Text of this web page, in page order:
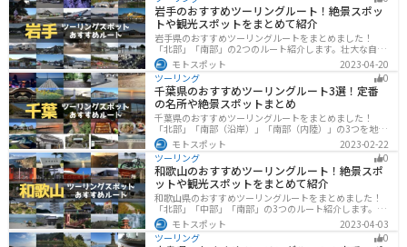
スポットです。
岩手のおすすめツーリングルート！絶景スポッ
トや観光スポットをまとめて紹介
岩手県のおすすめツーリングルートをまとめました！
「北部」「南部」の2つのルート紹介します。壮大な自然
や歴史的な観光スポットが多く存在するので楽しめま
す。バイクで岩手県にツーリングに行く際は参考にして
ください。
モトスポット
2023-04-20
ツーリング
0
千葉県のおすすめツーリングルート3選！定番
の名所や絶景スポットまとめ
千葉県のおすすめツーリングルートをまとめました！
「北部」「南部（沿岸）」「南部（内陸）」の3つを地域
別で紹介します！千葉は首都圏からのアクセスも良く、
海と山どちらも堪能できるのでツーリングには最適な場
所です。
モトスポット
2023-02-22
ツーリング
0
和歌山のおすすめツーリングルート！絶景スポ
ットや観光スポットをまとめて紹介
和歌山県のおすすめツーリングルートをまとめました！
「北部」「中部」「南部」の3つのルート紹介します。海
と山に囲まれた自然豊かなエリアが広がり、様々な楽し
み方ができます。バイクで和歌山県にツーリングに行く
際は参考にしてください。
モトスポット
2023-04-03
ツーリング
0